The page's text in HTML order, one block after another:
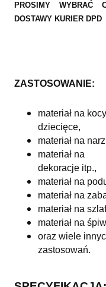
PROSIMY WYBRAĆ
DOSTAWY KURIER DPD
ZASTOSOWANIE:
materiał na
dziecięce,
materiał na
materiał na
dekoracje itp.,
materiał na
materiał na
materiał na
materiał na
oraz wiele
zastosowań.